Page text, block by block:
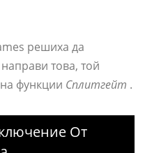
решиха да
това, той
функции Сплитгейт .
От